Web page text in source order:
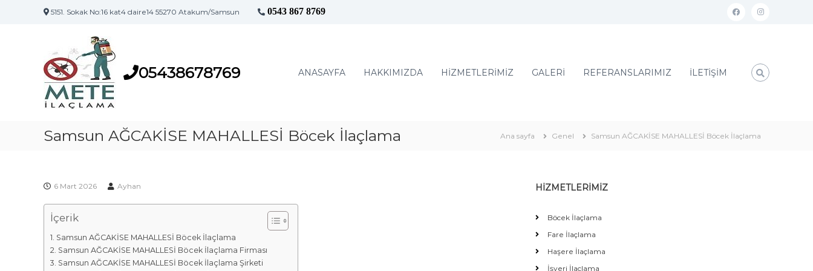
5151. Sokak No:16 kat4 daire14 55270 Atakum/Samsun 0543 867 8769
s
l
a
m
F
i
r
u
n
İ
ç
a
a
M
a
05438678769 ANASAYFA HAKKIMIZDA HİZMETLERİMİZ GALERİ REFERANSLARIMIZ İLETİŞİM
Samsun AĞCAKİSE MAHALLESİ Böcek İlaçlama Ana sayfa Genel Samsun AĞCAKİSE MAHALLESİ Böcek İlaçlama
6 Mart 2026 Ayhan
İçerik
Samsun AĞCAKİSE MAHALLESİ Böcek İlaçlama
Samsun AĞCAKİSE MAHALLESİ Böcek İlaçlama Firması
Samsun AĞCAKİSE MAHALLESİ Böcek İlaçlama Şirketi
HİZMETLERİMİZ
Böcek İlaçlama
Fare İlaçlama
Haşere İlaçlama
İşyeri İlaçlama